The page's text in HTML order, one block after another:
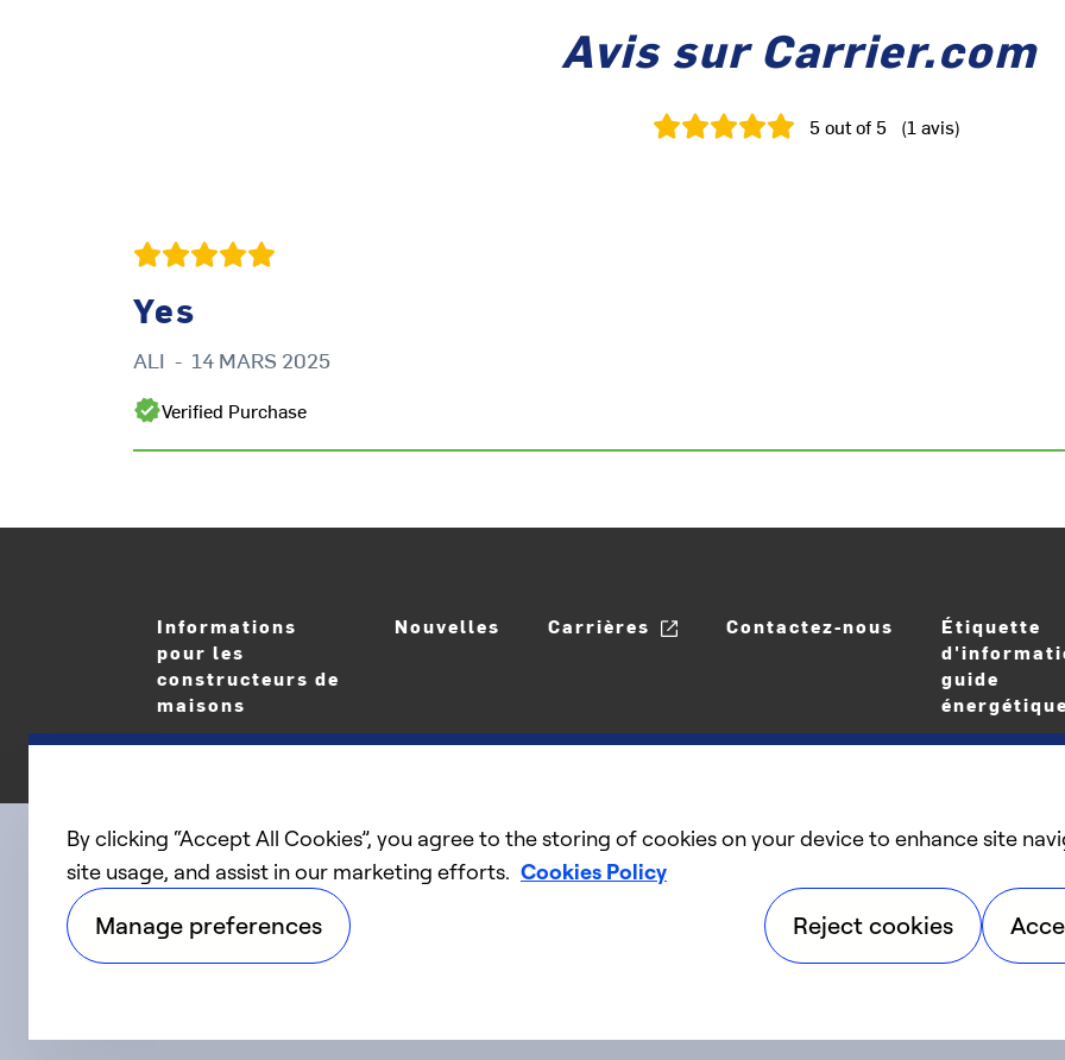
Avis sur Carrier.com
5out of 5 (1 avis)
Yes
ALI - 14 MARS 2025
Verified Purchase
Informations
pour les
constructeurs de
maisons
Nouvelles Carrières Contactez-nous
Étiquette
guide
énergétique
linkedIntwitter
©2025 Carrier. Tous droits réservés.
By clicking “Accept All Cookies”, you agree to the storing of cookies on your device to enhance site
site usage, and assist in our marketing efforts. Cookies Policy
Manage preferences Reject cookies